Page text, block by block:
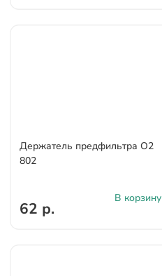
Держатель предфильтра О2
802
62 р.
В корзину